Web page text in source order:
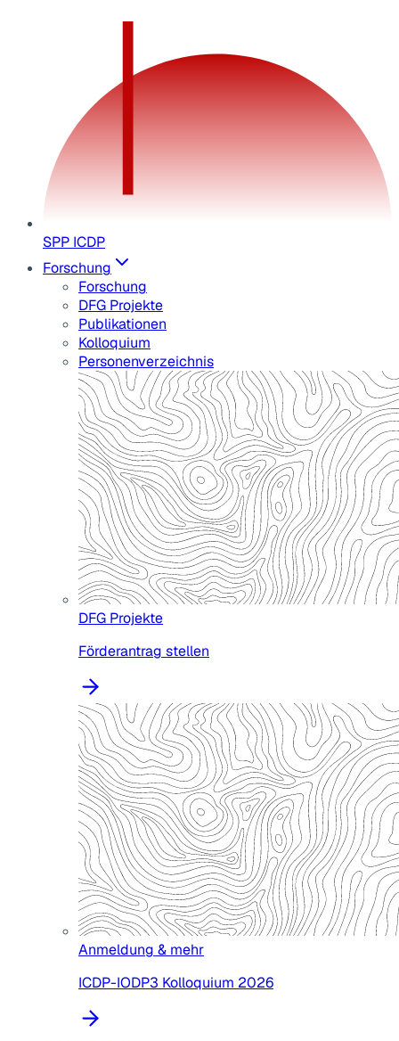
SPP ICDP
Forschung
Forschung
DFG Projekte
Publikationen
Kolloquium
Personenverzeichnis
DFG Projekte
Förderantrag stellen
Anmeldung & mehr
ICDP-IODP3 Kolloquium 2026